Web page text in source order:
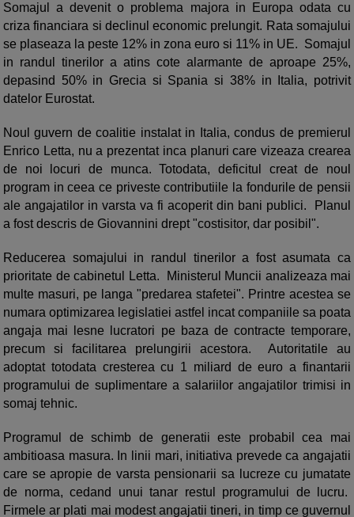
Somajul a devenit o problema majora in Europa odata cu
criza financiara si declinul economic prelungit. Rata somajului
se plaseaza la peste 12% in zona euro si 11% in UE. Somajul
in randul tinerilor a atins cote alarmante de aproape 25%,
depasind 50% in Grecia si Spania si 38% in Italia, potrivit
datelor Eurostat.
Noul guvern de coalitie instalat in Italia, condus de premierul
Enrico Letta, nu a prezentat inca planuri care vizeaza crearea
de noi locuri de munca. Totodata, deficitul creat de noul
program in ceea ce priveste contributiile la fondurile de pensii
ale angajatilor in varsta va fi acoperit din bani publici. Planul
a fost descris de Giovannini drept "costisitor, dar posibil".
Reducerea somajului in randul tinerilor a fost asumata ca
prioritate de cabinetul Letta. Ministerul Muncii analizeaza mai
multe masuri, pe langa "predarea stafetei". Printre acestea se
numara optimizarea legislatiei astfel incat companiile sa poata
angaja mai lesne lucratori pe baza de contracte temporare,
precum si facilitarea prelungirii acestora. Autoritatile au
adoptat totodata cresterea cu 1 miliard de euro a finantarii
programului de suplimentare a salariilor angajatilor trimisi in
somaj tehnic.
Programul de schimb de generatii este probabil cea mai
ambitioasa masura. In linii mari, initiativa prevede ca angajatii
care se apropie de varsta pensionarii sa lucreze cu jumatate
de norma, cedand unui tanar restul programului de lucru.
Firmele ar plati mai modest angajatii tineri, in timp ce guvernul